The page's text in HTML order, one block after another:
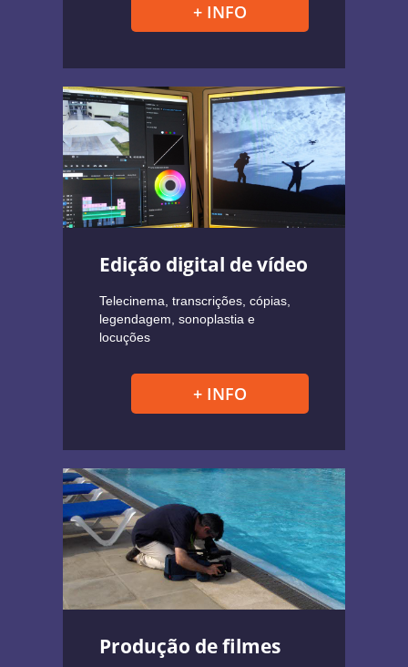
+ INFO
Edição digital de vídeo
Telecinema, transcrições, cópias,
legendagem, sonoplastia e
locuções
+ INFO
Produção de filmes